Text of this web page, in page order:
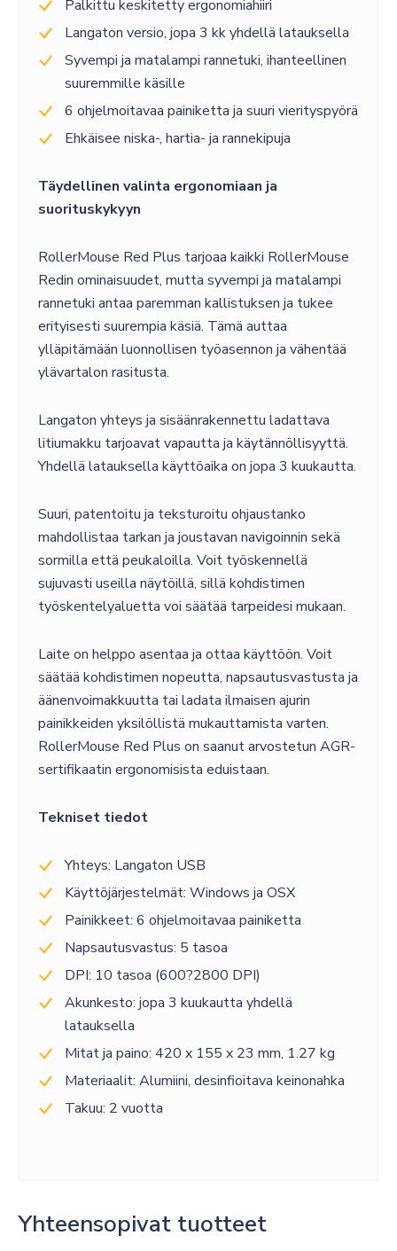
Palkittu keskitetty ergonomiahiiri
Langaton versio, jopa 3 kk yhdellä latauksella
Syvempi ja matalampi rannetuki, ihanteellinen
suuremmille käsille
6 ohjelmoitavaa painiketta ja suuri vierityspyörä
Ehkäisee niska-, hartia- ja rannekipuja
Täydellinen valinta ergonomiaan ja
suorituskykyyn
RollerMouse Red Plus tarjoaa kaikki RollerMouse
Redin ominaisuudet, mutta syvempi ja matalampi
rannetuki antaa paremman kallistuksen ja tukee
erityisesti suurempia käsiä. Tämä auttaa
ylläpitämään luonnollisen työasennon ja vähentää
ylävartalon rasitusta.
Langaton yhteys ja sisäänrakennettu ladattava
litiumakku tarjoavat vapautta ja käytännöllisyyttä.
Yhdellä latauksella käyttöaika on jopa 3 kuukautta.
Suuri, patentoitu ja teksturoitu ohjaustanko
mahdollistaa tarkan ja joustavan navigoinnin sekä
sormilla että peukaloilla. Voit työskennellä
sujuvasti useilla näytöillä, sillä kohdistimen
työskentelyaluetta voi säätää tarpeidesi mukaan.
Laite on helppo asentaa ja ottaa käyttöön. Voit
säätää kohdistimen nopeutta, napsautusvastusta ja
äänenvoimakkuutta tai ladata ilmaisen ajurin
painikkeiden yksilöllistä mukauttamista varten.
RollerMouse Red Plus on saanut arvostetun AGR-
sertifikaatin ergonomisista eduistaan.
Tekniset tiedot
Yhteys: Langaton USB
Käyttöjärjestelmät: Windows ja OSX
Painikkeet: 6 ohjelmoitavaa painiketta
Napsautusvastus: 5 tasoa
DPI: 10 tasoa (600?2800 DPI)
Akunkesto: jopa 3 kuukautta yhdellä
latauksella
Mitat ja paino: 420 x 155 x 23 mm, 1.27 kg
Materiaalit: Alumiini, desinfioitava keinonahka
Takuu: 2 vuotta
Yhteensopivat tuotteet